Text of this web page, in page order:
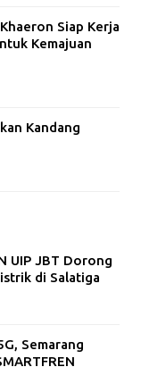
Siap Kerja
Kemajuan
Kandang
UIP JBT Dorong
di Salatiga
Semarang